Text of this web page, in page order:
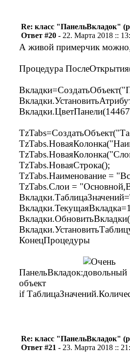
Re: класс "ПанельВкладок"
Ответ #20 - 22. Марта 2018 ::
А живой примерчик
Процедура
TzTabs.НоваяСтрока();
TzTabs.Наименование =
TzTabs.Слои =
КонецПроцедуры
ПанельВкладок:
объект
if
Re: класс "ПанельВкладок"
Ответ #21 - 23. Марта 2018 ::